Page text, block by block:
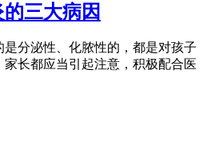
三大病因
分泌性、化脓性的，都是对孩子
长都应当引起注意，积极配合医